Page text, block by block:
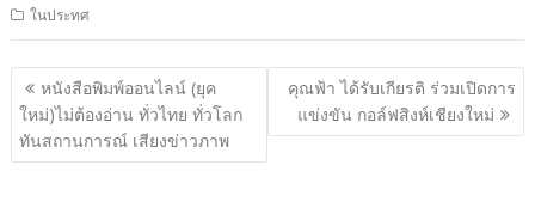
e
b
o
o
itt
er
d
di
t
e g
g
m
bl
r
er
e
st
p
y
Li
n
ar
e
ในประทศ
แนะแนว
เรื่อง
หนังสือพิมพ์ออนไลน์ (ยุค
ใหม่)ไม่ต้องอ่าน ทั่วไทย ทั่วโลก
ทันสถานการณ์ เสียงข่าวภาพ
คุณฟ้า ได้รับเกียรติ ร่วมเปิดการ
แข่งขัน กอล์ฟสิงห์เชียงใหม่